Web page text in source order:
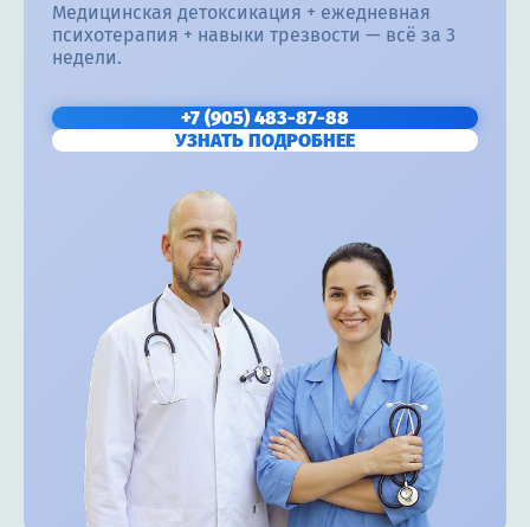
Медицинская детоксикация + ежедневная
психотерапия + навыки трезвости — всё за 3
недели.
+7 (905) 483-87-88
УЗНАТЬ ПОДРОБНЕЕ